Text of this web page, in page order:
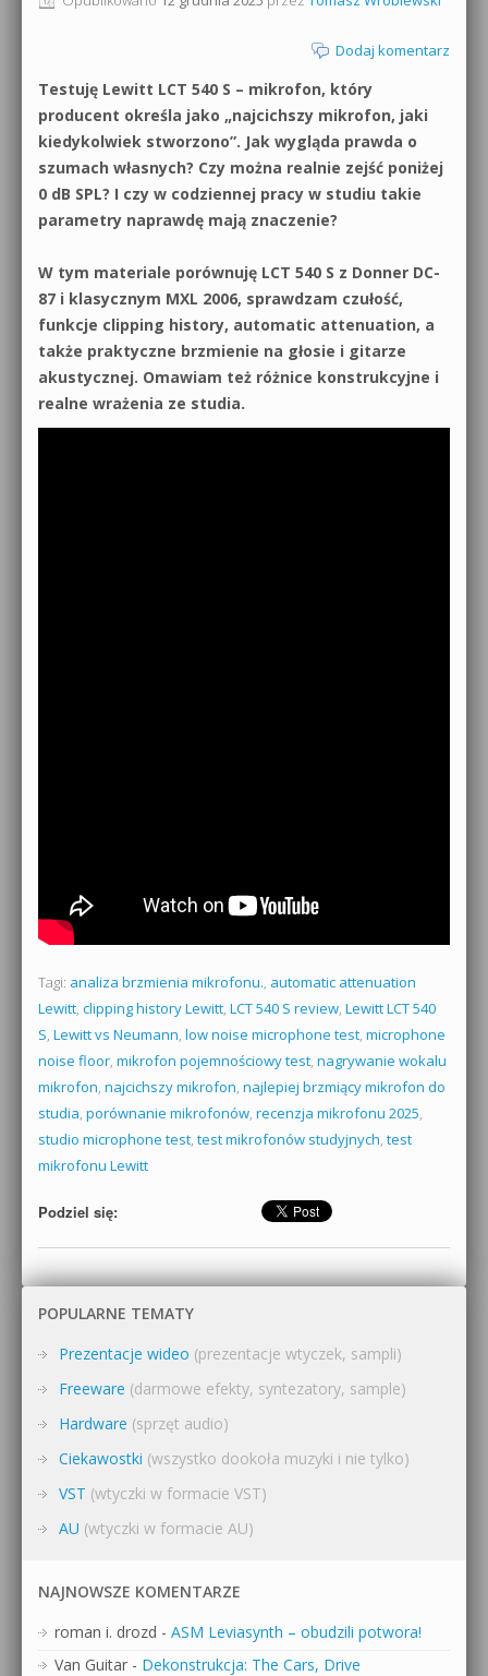
Sylenth1 od podstaw
Sound Forge od podstaw
Dubstep z syntezatorem Massive
Pakiety
Newsletter
Materiały dla mediów
Archiwum aktualności
Polityka prywatności
Regulamin
Działanie sklepu internetowego
Wyszukiwanie
Dodaj komentarz
Testuję Lewitt LCT 540 S – mikrofon, który
producent określa jako „najcichszy mikrofon, jaki
kiedykolwiek stworzono”. Jak wygląda prawda o
szumach własnych? Czy można realnie zejść poniżej
0 dB SPL? I czy w codziennej pracy w studiu takie
parametry naprawdę mają znaczenie?
W tym materiale porównuję LCT 540 S z Donner DC-
87 i klasycznym MXL 2006, sprawdzam czułość,
funkcje clipping history, automatic attenuation, a
także praktyczne brzmienie na głosie i gitarze
akustycznej. Omawiam też różnice konstrukcyjne i
realne wrażenia ze studia.
Tagi: analiza brzmienia mikrofonu., automatic attenuation
Lewitt, clipping history Lewitt, LCT 540 S review, Lewitt LCT 540
S, Lewitt vs Neumann, low noise microphone test, microphone
noise floor, mikrofon pojemnościowy test, nagrywanie wokalu
mikrofon, najcichszy mikrofon, najlepiej brzmiący mikrofon do
studia, porównanie mikrofonów, recenzja mikrofonu 2025,
studio microphone test, test mikrofonów studyjnych, test
mikrofonu Lewitt
Podziel się:
POPULARNE TEMATY
Prezentacje wideo (prezentacje wtyczek, sampli)
Freeware (darmowe efekty, syntezatory, sample)
Hardware (sprzęt audio)
Ciekawostki (wszystko dookoła muzyki i nie tylko)
VST (wtyczki w formacie VST)
AU (wtyczki w formacie AU)
NAJNOWSZE KOMENTARZE
roman i. drozd - ASM Leviasynth – obudzili potwora!
Van Guitar - Dekonstrukcja: The Cars, Drive